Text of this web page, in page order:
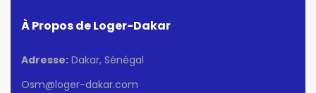
À Propos de Loger-Dakar
Adresse: Dakar, Sénégal
Osm@loger-dakar.com